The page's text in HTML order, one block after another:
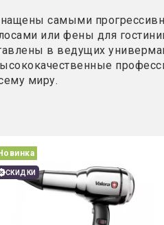
самыми
или фены для
в ведущих
миру.
СКИДКИ